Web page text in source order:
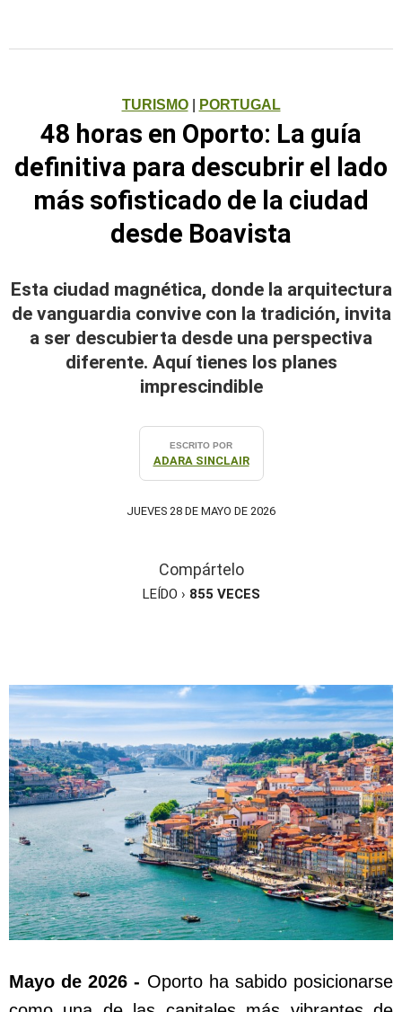
TURISMO| PORTUGAL
48 horas en Oporto: La guía
definitiva para descubrir el lado
más sofisticado de la ciudad
desde Boavista
Esta ciudad magnética, donde la arquitectura
de vanguardia convive con la tradición, invita
a ser descubierta desde una perspectiva
diferente. Aquí tienes los planes
imprescindible
ESCRITO POR
ADARA SINCLAIR
JUEVES 28 DE MAYO DE 2026
Compártelo
LEÍDO › 855 VECES
Mayo de 2026 - Oporto ha sabido posicionarse